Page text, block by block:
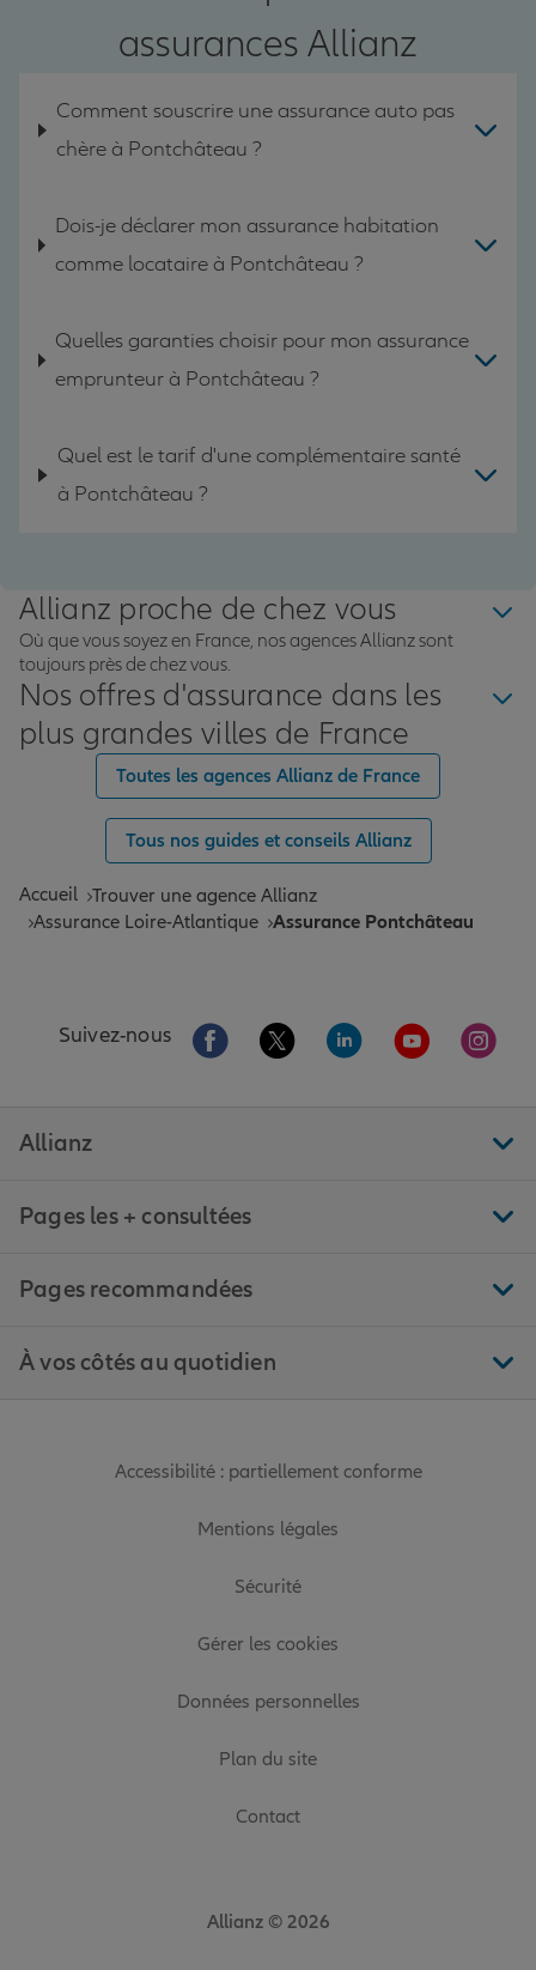
assurances Allianz
Comment souscrire une assurance auto pas
chère à Pontchâteau ?
Dois-je déclarer mon assurance habitation
comme locataire à Pontchâteau ?
Quelles garanties choisir pour mon assurance
emprunteur à Pontchâteau ?
Quel est le tarif d'une complémentaire santé
à Pontchâteau ?
Allianz proche de chez vous
Où que vous soyez en France, nos agences Allianz sont
toujours près de chez vous.
Nos offres d'assurance dans les
plus grandes villes de France
Toutes les agences Allianz de France
Tous nos guides et conseils Allianz
Accueil Trouver une agence Allianz
Assurance Loire-Atlantique Assurance Pontchâteau
Suivez-nous Aller sur la page Facebook de Allianz
Aller sur la page Twitter de
Aller sur la page
Aller sur la
Aller
Allianz
Pages les + consultées
Pages recommandées
À vos côtés au quotidien
Accessibilité : partiellement conforme
Mentions légales
Sécurité
Gérer les cookies
Données personnelles
Plan du site
Contact
Allianz © 2026